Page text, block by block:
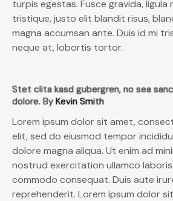
turpis egestas. Fusce gravida, ligula
tristique, justo elit blandit risus,
magna accumsan ante. Duis id mi
neque at, lobortis tortor.
Stet clita kasd gubergren, no sea
dolore. ByKevin Smith
Lorem ipsum dolor sit amet,
elit, sed do eiusmod tempor
dolore magna aliqua. Ut enim ad
nostrud exercitation ullamco
commodo consequat. Duis aute
reprehenderit. Lorem ipsum dolor